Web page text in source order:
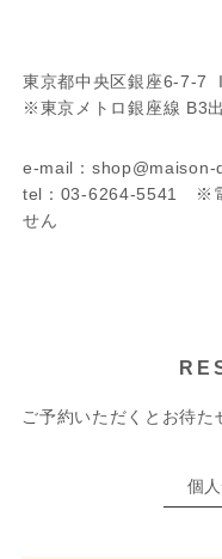
東京都中央区銀座6-7-7
※東京メトロ銀座線 B3
e-mail：
tel：03-6264-5541 ※電
せん
ご予約いただくとお待
個